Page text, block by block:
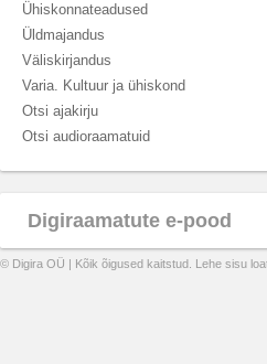
Ühiskonnateadused
Üldmajandus
Väliskirjandus
Varia. Kultuur ja ühiskond
Otsi ajakirju
Otsi audioraamatuid
Digiraamatute e-pood
© Digira OÜ | Kõik õigused kaitstud. Lehe sisu